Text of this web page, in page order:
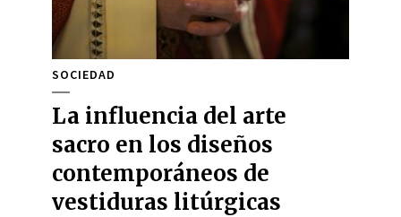
SOCIEDAD
La influencia del arte
sacro en los diseños
contemporáneos de
vestiduras litúrgicas